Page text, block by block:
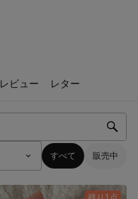
レビュー レター
すべて 販売中